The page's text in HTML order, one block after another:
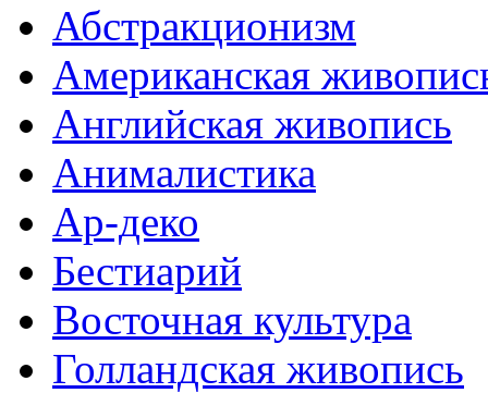
Абстракционизм
Американская
Английская живопись
Анималистика
Ар-деко
Бестиарий
Восточная культура
Голландская живопись